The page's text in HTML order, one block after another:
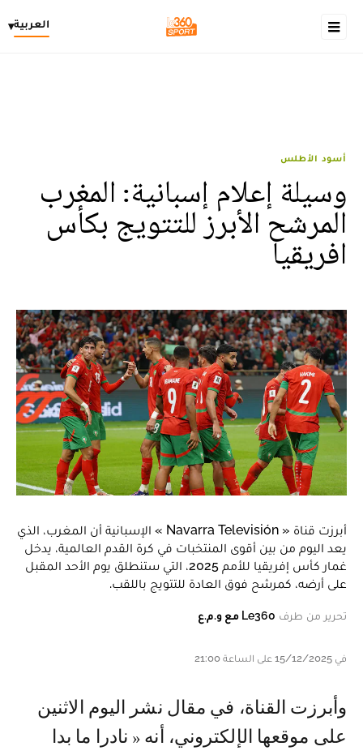
العربية▾
أسود الأطلس
وسيلة إعلام إسبانية: المغرب
المرشح الأبرز للتتويج بكأس
افريقيا
أبرزت قناة « Navarra Televisión » الإسبانية أن المغرب، الذي
يعد اليوم من بين أقوى المنتخبات في كرة القدم العالمية، يدخل
غمار كأس إفريقيا للأمم 2025، التي ستنطلق يوم الأحد المقبل
على أرضه، كمرشح فوق العادة للتتويج باللقب.
تحرير من طرف Le360 مع و.م.ع
في 15/12/2025 على الساعة 21:00
وأبرزت القناة، في مقال نشر اليوم الاثنين
على موقعها الإلكتروني، أنه « نادرا ما بدا